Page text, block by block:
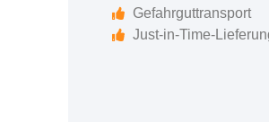
Gefahrguttransport
Just-in-Time-